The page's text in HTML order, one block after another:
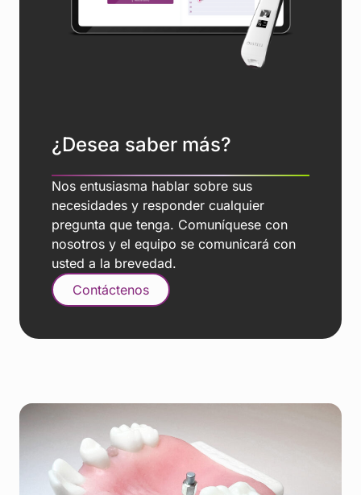
¿Desea saber más?
Nos entusiasma hablar sobre sus
necesidades y responder cualquier
pregunta que tenga. Comuníquese con
nosotros y el equipo se comunicará con
usted a la brevedad.
Contáctenos